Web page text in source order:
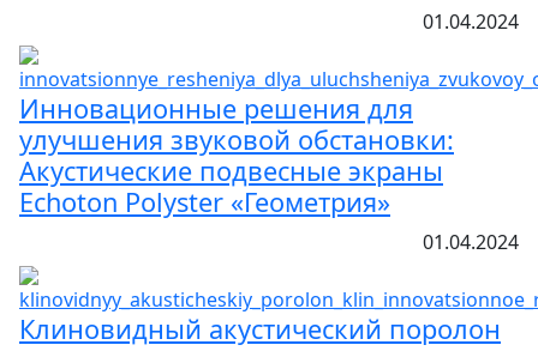
01.04.2024
Инновационные решения для
улучшения звуковой обстановки:
Акустические подвесные экраны
Echoton Polyster «Геометрия»
01.04.2024
Клиновидный акустический поролон